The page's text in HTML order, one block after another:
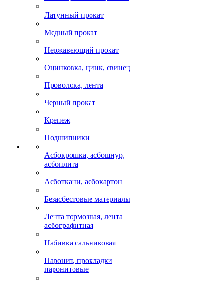
Латунный прокат
Медный прокат
Нержавеющий прокат
Оцинковка, цинк, свинец
Проволока, лента
Черный прокат
Крепеж
Подшипники
Асбокрошка, асбошнур,
асбоплита
Асботкани, асбокартон
Безасбестовые материалы
Лента тормозная, лента
асбографитная
Набивка сальниковая
Паронит, прокладки
паронитовые